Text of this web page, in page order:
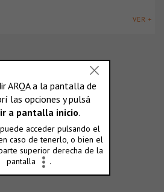
VER +